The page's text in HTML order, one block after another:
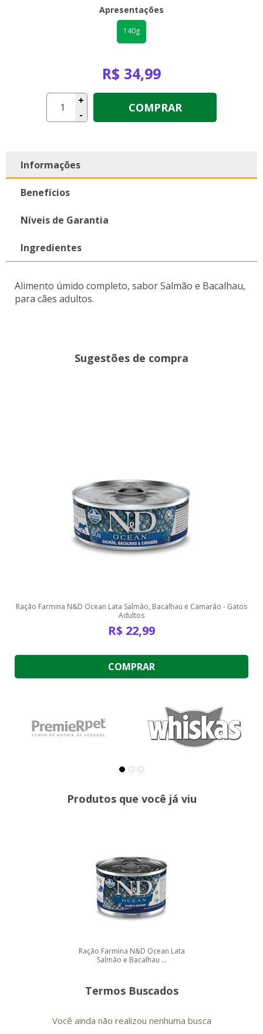
Apresentações
140g
R$ 34,99
+
-
COMPRAR
Informações
Benefícios
Níveis de Garantia
Ingredientes
Alimento úmido completo, sabor Salmão e Bacalhau,
para cães adultos.
Sugestões de compra
Ração Farmina N&D Ocean Lata Salmão, Bacalhau e Camarão - Gatos
Adultos
R$ 22,99
COMPRAR
Produtos que você já viu
Ração Farmina N&D Ocean Lata
Salmão e Bacalhau ...
Termos Buscados
Você ainda não realizou nenhuma busca